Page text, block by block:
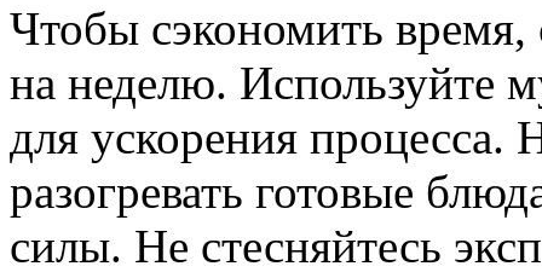
Чтобы сэкономить время,
на неделю. Используйте
для ускорения процесса.
разогревать готовые
силы. Не стесняйтесь